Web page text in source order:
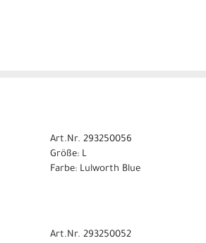
Art.Nr. 293250056
Größe: L
Farbe: Lulworth Blue
Art.Nr. 293250052